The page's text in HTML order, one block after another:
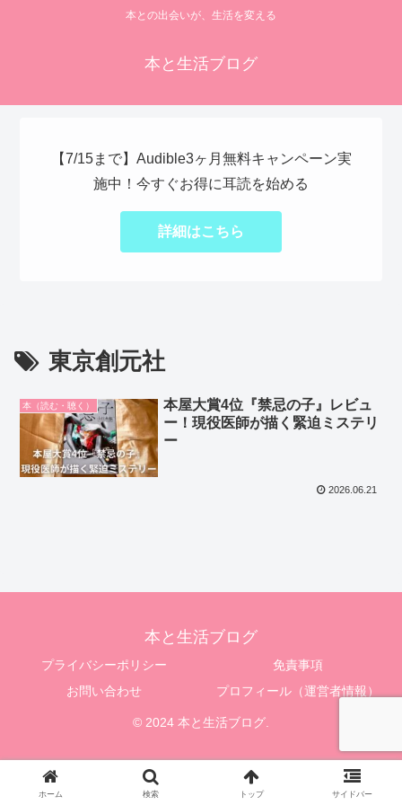
本との出会いが、生活を変える
本と生活ブログ
【7/15まで】Audible3ヶ月無料キャンペーン実
施中！今すぐお得に耳読を始める
詳細はこちら
東京創元社
本（読む・聴く）
本屋大賞4位『禁忌の子』レビュ
ー！現役医師が描く緊迫ミステリ
ー
2026.06.21
本と生活ブログ
プライバシーポリシー
免責事項
お問い合わせ
プロフィール（運営者情報）
© 2024 本と生活ブログ.
ホーム 検索 トップ サイドバー